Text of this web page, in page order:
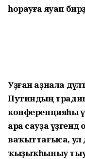
һорауға яуап
Уҙған аҙнала
Путиндың
конференцияһы
ара сауҙа
ваҡыттағыса, ул
ҡыҙыҡһыныу